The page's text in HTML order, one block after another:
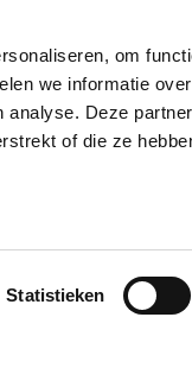
om
we informatie
Deze
of die ze
Statistieken